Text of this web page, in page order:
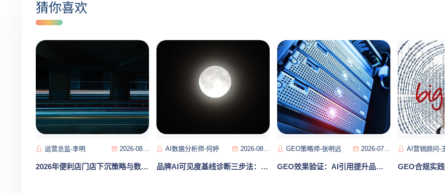
猜你喜欢
运营总监-李明 2026-08-09
2026年便利店门店下沉策略与数字化运营提效实战指南
AI数据分析师-何婷 2026-08-04
品牌AI可见度基线诊断三步法：从数据采集到竞品差距量化分析
GEO策略师-张明远 2026-07-31
GEO效果验证：AI引用提升品牌的四类证据与评估体系
AI营销顾问-